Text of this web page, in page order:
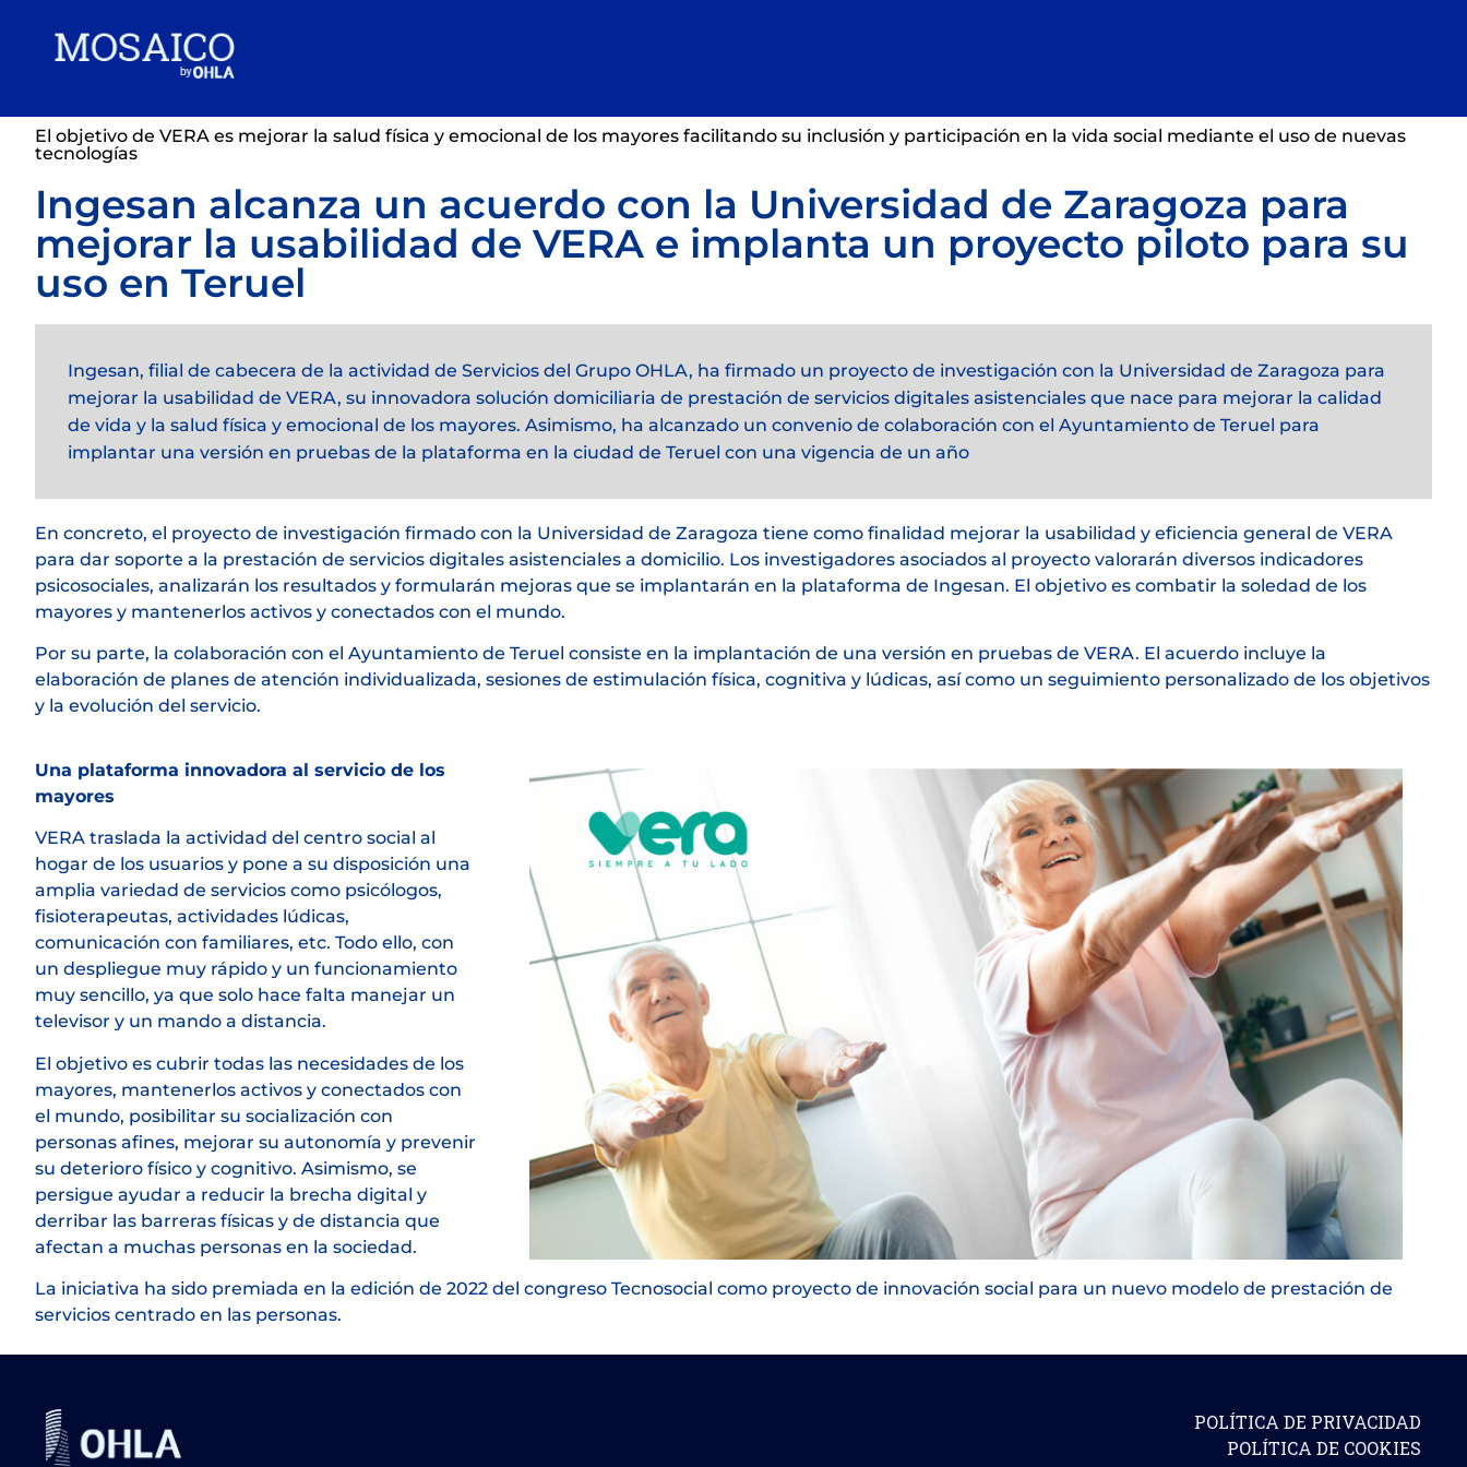
El objetivo de VERA es mejorar la salud física y emocional de los mayores facilitando su inclusión y participación en la vida social mediante el uso de nuevas
tecnologías
Ingesan alcanza un acuerdo con la Universidad de Zaragoza para
mejorar la usabilidad de VERA e implanta un proyecto piloto para su
uso en Teruel
Ingesan, filial de cabecera de la actividad de Servicios del Grupo OHLA, ha firmado un proyecto de investigación con la Universidad de Zaragoza para
mejorar la usabilidad de VERA, su innovadora solución domiciliaria de prestación de servicios digitales asistenciales que nace para mejorar la calidad
de vida y la salud física y emocional de los mayores. Asimismo, ha alcanzado un convenio de colaboración con el Ayuntamiento de Teruel para
implantar una versión en pruebas de la plataforma en la ciudad de Teruel con una vigencia de un año
En concreto, el proyecto de investigación firmado con la Universidad de Zaragoza tiene como finalidad mejorar la usabilidad y eficiencia general de VERA
para dar soporte a la prestación de servicios digitales asistenciales a domicilio. Los investigadores asociados al proyecto valorarán diversos indicadores
psicosociales, analizarán los resultados y formularán mejoras que se implantarán en la plataforma de Ingesan. El objetivo es combatir la soledad de los
mayores y mantenerlos activos y conectados con el mundo.
Por su parte, la colaboración con el Ayuntamiento de Teruel consiste en la implantación de una versión en pruebas de VERA. El acuerdo incluye la
elaboración de planes de atención individualizada, sesiones de estimulación física, cognitiva y lúdicas, así como un seguimiento personalizado de los objetivos
y la evolución del servicio.
Una plataforma innovadora al servicio de los
mayores
VERA traslada la actividad del centro social al
hogar de los usuarios y pone a su disposición una
amplia variedad de servicios como psicólogos,
fisioterapeutas, actividades lúdicas,
comunicación con familiares, etc. Todo ello, con
un despliegue muy rápido y un funcionamiento
muy sencillo, ya que solo hace falta manejar un
televisor y un mando a distancia.
El objetivo es cubrir todas las necesidades de los
mayores, mantenerlos activos y conectados con
el mundo, posibilitar su socialización con
personas afines, mejorar su autonomía y prevenir
su deterioro físico y cognitivo. Asimismo, se
persigue ayudar a reducir la brecha digital y
derribar las barreras físicas y de distancia que
afectan a muchas personas en la sociedad.
La iniciativa ha sido premiada en la edición de 2022 del congreso Tecnosocial como proyecto de innovación social para un nuevo modelo de prestación de
servicios centrado en las personas.
POLÍTICA DE PRIVACIDAD
POLÍTICA DE COOKIES